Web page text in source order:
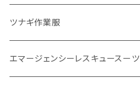
2024,1,1 能登半島地震
2024.9,21 能登北部豪雨
物資系
サバイバル系
ツナギ作業服
エマージェンシーレスキュースーツ